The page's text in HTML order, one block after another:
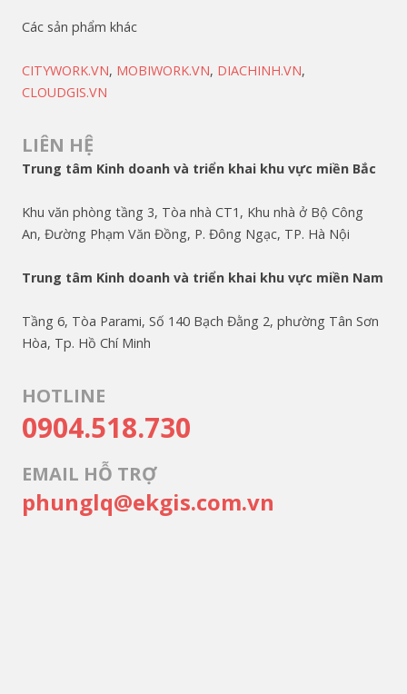
Các sản phẩm khác
CITYWORK.VN, MOBIWORK.VN, DIACHINH.VN,
CLOUDGIS.VN
LIÊN HỆ
Trung tâm Kinh doanh và triển khai khu vực miền Bắc
Khu văn phòng tầng 3, Tòa nhà CT1, Khu nhà ở Bộ Công
An, Đường Phạm Văn Đồng, P. Đông Ngạc, TP. Hà Nội
Trung tâm Kinh doanh và triển khai khu vực miền Nam
Tầng 6, Tòa Parami, Số 140 Bạch Đằng 2, phường Tân Sơn
Hòa, Tp. Hồ Chí Minh
HOTLINE
0904.518.730
EMAIL HỖ TRỢ
phunglq@ekgis.com.vn